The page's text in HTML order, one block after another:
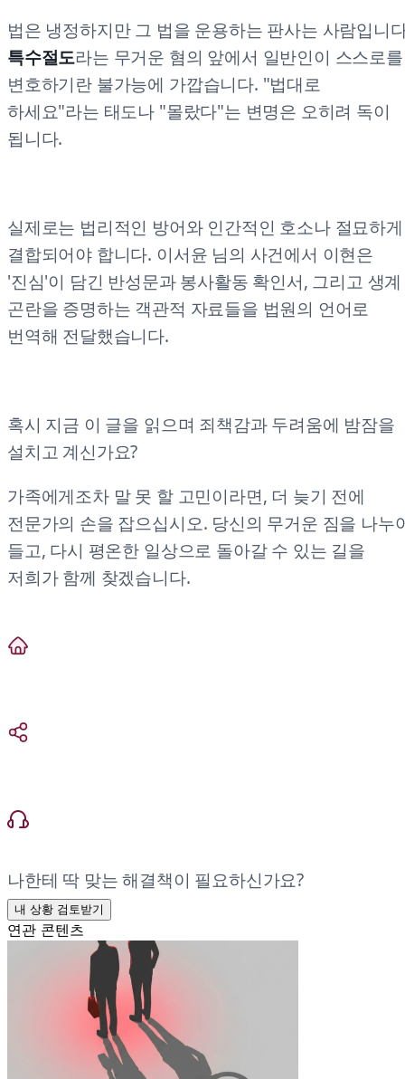
법은 냉정하지만 그 법을 운용하는 판사는 사람입니
특수절도라는 무거운 혐의 앞에서 일반인이 스스로를
변호하기란 불가능에 가깝습니다. "법대로
하세요"라는 태도나 "몰랐다"는 변명은 오히려 독이
됩니다.
실제로는 법리적인 방어와 인간적인 호소나 절묘하게
결합되어야 합니다. 이서윤 님의 사건에서 이현은
'진심'이 담긴 반성문과 봉사활동 확인서, 그리고 생계
곤란을 증명하는 객관적 자료들을 법원의 언어로
번역해 전달했습니다.
혹시 지금 이 글을 읽으며 죄책감과 두려움에 밤잠을
설치고 계신가요?
가족에게조차 말 못 할 고민이라면, 더 늦기 전에
전문가의 손을 잡으십시오. 당신의 무거운 짐을 나누
들고, 다시 평온한 일상으로 돌아갈 수 있는 길을
저희가 함께 찾겠습니다.
나한테 딱 맞는 해결책이 필요하신가요?
내 상황 검토받기
연관 콘텐츠